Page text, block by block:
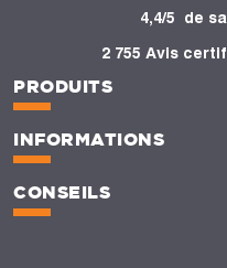
4,4/5
de
2 755 Avis
PRODUITS
INFORMATIONS
CONSEILS